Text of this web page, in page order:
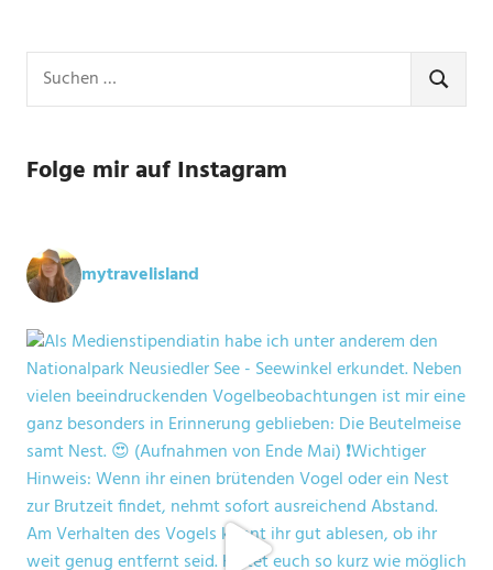
nach:
SUCHEN
Folge mir auf Instagram
mytravelisland